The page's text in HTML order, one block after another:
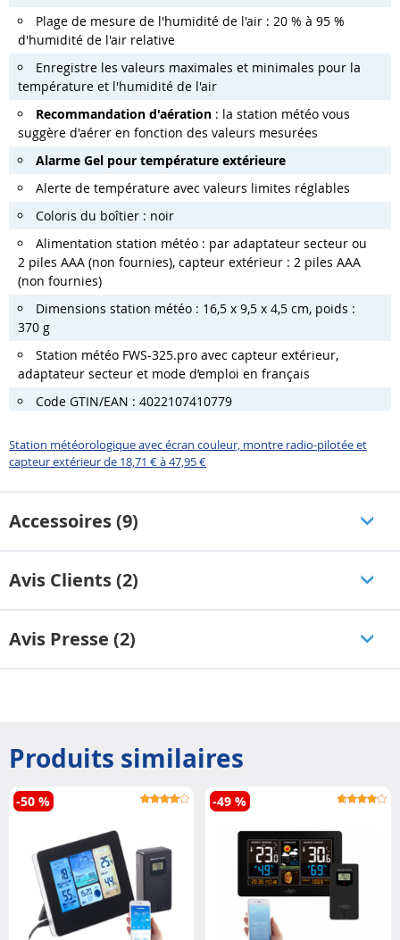
Plage de mesure de l'humidité de l'air : 20 % à 95 %
d'humidité de l'air relative
Enregistre les valeurs maximales et minimales pour la
température et l'humidité de l'air
Recommandation d'aération : la station météo vous
suggère d'aérer en fonction des valeurs mesurées
Alarme Gel pour température extérieure
Alerte de température avec valeurs limites réglables
Coloris du boîtier : noir
Alimentation station météo : par adaptateur secteur ou
2 piles AAA (non fournies), capteur extérieur : 2 piles AAA
(non fournies)
Dimensions station météo : 16,5 x 9,5 x 4,5 cm, poids :
370 g
Station météo FWS-325.pro avec capteur extérieur,
adaptateur secteur et mode d’emploi en français
Code GTIN/EAN : 4022107410779
Station météorologique avec écran couleur, montre radio-pilotée et
capteur extérieur de 18,71 € à 47,95 €
Accessoires (9)
Avis Clients (2)
Avis Presse (2)
Produits similaires
-50 % -49 %